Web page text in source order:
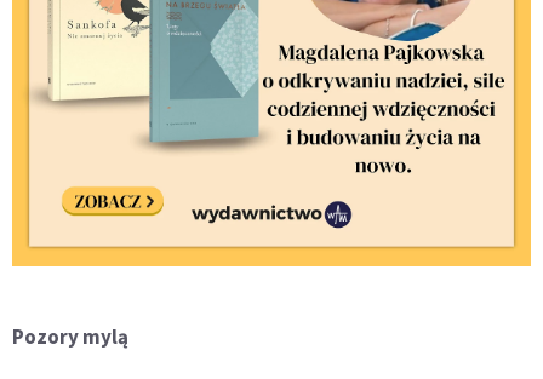
Pozory mylą